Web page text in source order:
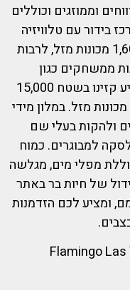
וממוזגים וכוללים
בידור עם טלוויזיה
בכבלים. קזינו המלון מציע יותר מ-1,600 מכונות מזל, לרבות
ממשחקים כגון
קוביות, בלאק ג'ק, בקרה ורולטה. מציע קזינו בשטח 15,000
מר, עם 14 שולחנות משחקים ו-220 מכונות מזל. במלון מידי
ולהקות בעלי שם
למבוגרים. כמוח
מפלי מים, מגלשה
של חיות בר באתר
על שטח של 60 דונמם, ומציע לכם הזדמנות